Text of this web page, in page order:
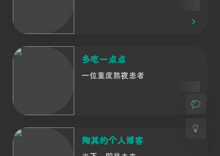
多吃一点点
一位重度熬夜患者
陶其的个人博客